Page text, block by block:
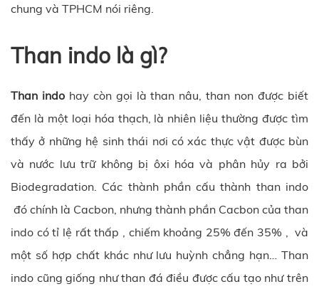
chung và TPHCM nói riêng.
Than indo là gì?
Than indohay còn gọi là than nâu, than non được biết
đến là một loại hóa thạch, là nhiên liệu thường được tìm
thấy ở những hệ sinh thái nơi có xác thực vật được bùn
và nước lưu trữ không bị ôxi hóa và phân hủy ra bởi
Biodegradation. Các thành phần cấu thành than indo
đó chính là Cacbon, nhưng thành phần Cacbon của than
indo có tỉ lệ rất thấp , chiếm khoảng 25% đến 35% , và
một số hợp chất khác như lưu huỳnh chẳng hạn… Than
indo cũng giống như than đá điều được cấu tạo như trên